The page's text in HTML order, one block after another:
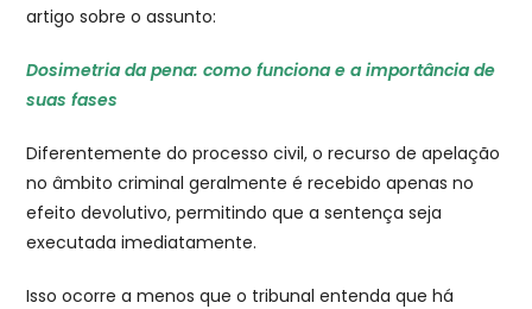
artigo sobre o assunto:
Dosimetria da pena: como funciona e a importância de
suas fases
Diferentemente do processo civil, o recurso de apelação
no âmbito criminal geralmente é recebido apenas no
efeito devolutivo, permitindo que a sentença seja
executada imediatamente.
Isso ocorre a menos que o tribunal entenda que há